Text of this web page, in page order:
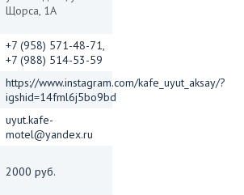
Щорса, 1А
+7 (958) 571-48-71,
+7 (988) 514-53-59
https://www.instagram.com/kafe_uyut_aksay/?
igshid=14fml6j5bo9bd
uyut.kafe-
motel@yandex.ru
2000 руб.